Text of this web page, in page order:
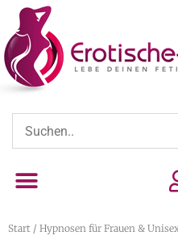
Start / Hypnosen für Frauen &